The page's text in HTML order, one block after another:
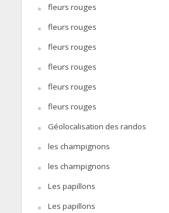
fleurs rouges
fleurs rouges
fleurs rouges
fleurs rouges
fleurs rouges
fleurs rouges
Géolocalisation des randos
les champignons
les champignons
Les papillons
Les papillons